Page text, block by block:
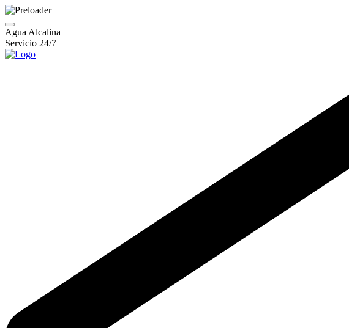
Agua Alcalina
Servicio 24/7